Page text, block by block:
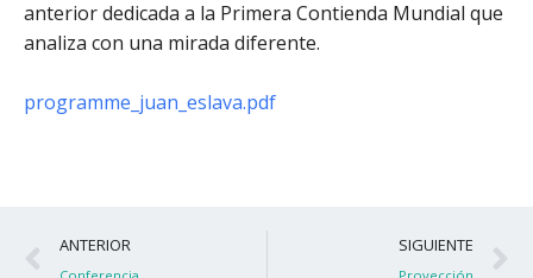
anterior dedicada a la Primera Contienda Mundial que
analiza con una mirada diferente.
programme_juan_eslava.pdf
Ant
ANTERIOR SIGUIENTE